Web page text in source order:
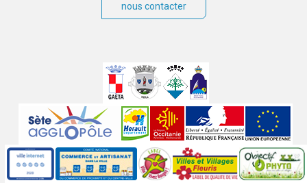
nous contacter
partenaires
Labels